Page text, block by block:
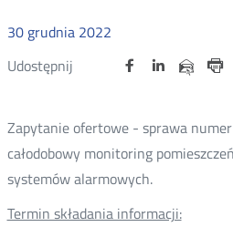
30 grudnia 2022
Udostępnij
Udostępnij
Otwórz Udostępnij
na
OtwórzUdostępnij
na
Otwórz
przez
Zapytanie ofertowe - sprawa
całodobowy monitoring
systemów alarmowych.
Termin składania informacji: